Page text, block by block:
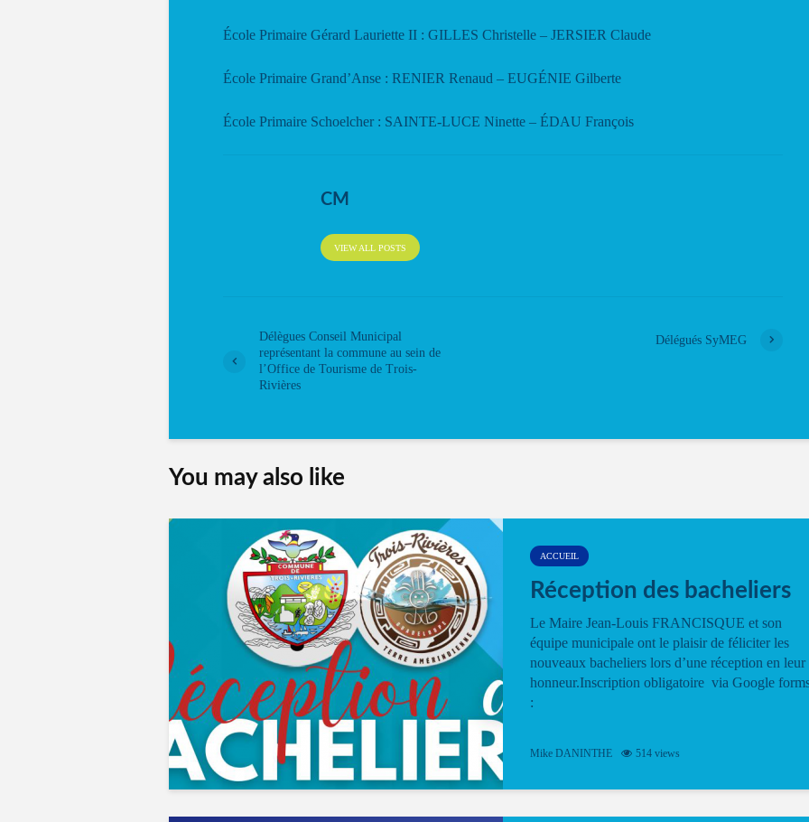
École Primaire Gérard Lauriette II : GILLES Christelle – JERSIER Claude
École Primaire Grand’Anse : RENIER Renaud – EUGÉNIE Gilberte
École Primaire Schoelcher : SAINTE-LUCE Ninette – ÉDAU François
CM
VIEW ALL POSTS
Délègues Conseil Municipal
représentant la commune au sein de
l’Office de Tourisme de Trois-
Rivières
Délégués SyMEG
You may also like
ACCUEIL
Réception des bacheliers
Le Maire Jean-Louis FRANCISQUE et son
équipe municipale ont le plaisir de féliciter les
nouveaux bacheliers lors d’une réception en leur
honneur.Inscription obligatoire via Google
:
Mike DANINTHE 514 views